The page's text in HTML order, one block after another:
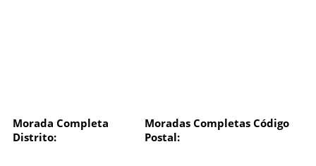
Morada Completa
Distrito:
Moradas Completas Código
Postal: